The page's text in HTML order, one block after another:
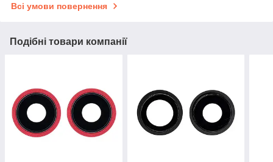
Всі умови повернення
Подібні товари компанії